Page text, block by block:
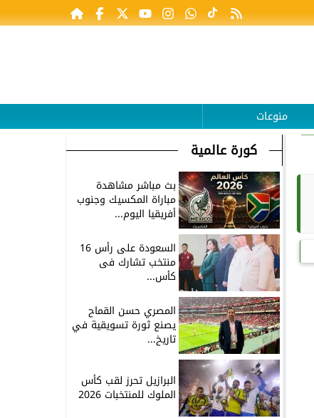
منوعات
كورة عالمية
بث مباشر مشاهدة
مباراة المكسيك وجنوب
أفريقيا اليوم...
السعودة على رأس 16
منتخب تشارك فى
كأس...
المصري حسن القماح
يصنع ثورة تسويقية في
تاريخ...
البرازيل تحرز لقب كأس
الملوك للمنتخبات 2026